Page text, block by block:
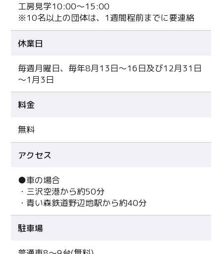
工房見学10:00～15:00
※10名以上の団体は、1週間程前までに要連絡
休業日
毎週月曜日、毎年8月13日～16日及び12月31日
～1月3日
料金
無料
アクセス
●車の場合
・三沢空港から約50分
・青い森鉄道野辺地駅から約40分
駐車場